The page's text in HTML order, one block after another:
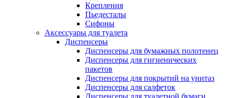
Крепления
Пьедесталы
Сифоны
Аксессуары для туалета
Диспенсеры
Диспенсеры для бумажных полотенец
Диспенсеры для гигиенических
пакетов
Диспенсеры для покрытий на унитаз
Диспенсеры для салфеток
Диспенсеры для туалетной бумаги